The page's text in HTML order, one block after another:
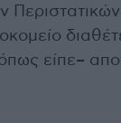
είπε–